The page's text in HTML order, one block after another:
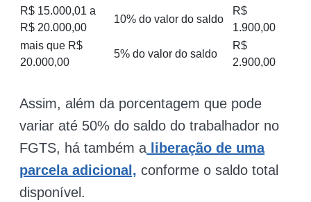
R$ 15.000,01 a
R$ 20.000,00
10% do valor do saldo
R$
1.900,00
mais que R$
20.000,00
5% do valor do saldo
R$
2.900,00
Assim, além da porcentagem que pode
variar até 50% do saldo do trabalhador no
FGTS, há também a liberação de uma
parcela adicional, conforme o saldo total
disponível.